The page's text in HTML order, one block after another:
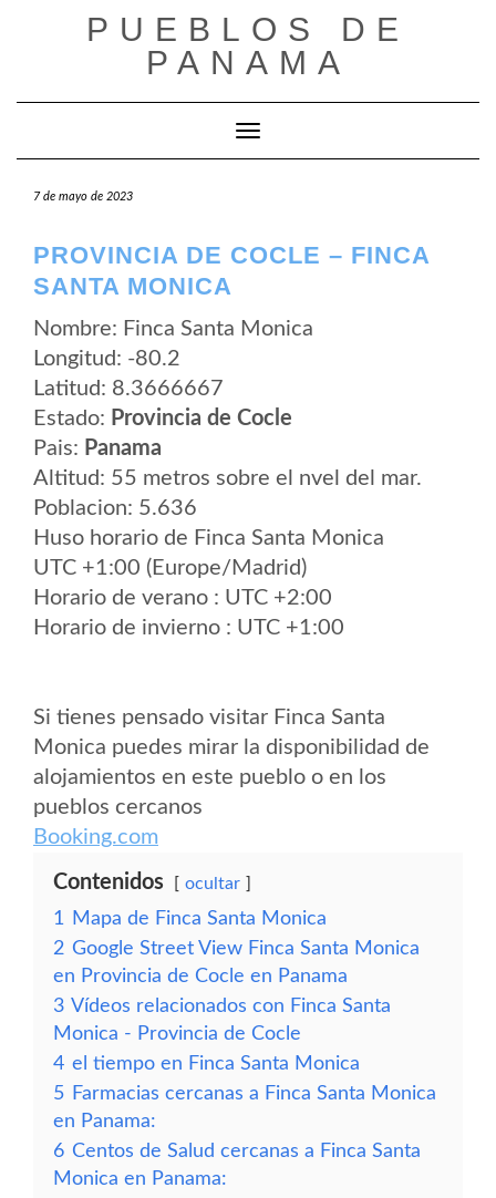
PUEBLOS DE
PANAMA
Cambiar modo de navegación
7 de mayo de 2023
PROVINCIA DE COCLE – FINCA
SANTA MONICA
Nombre: Finca Santa Monica
Longitud: -80.2
Latitud: 8.3666667
Estado: Provincia de Cocle
Pais: Panama
Altitud: 55 metros sobre el nvel del mar.
Poblacion: 5.636
Huso horario de Finca Santa Monica
UTC +1:00 (Europe/Madrid)
Horario de verano : UTC +2:00
Horario de invierno : UTC +1:00
Si tienes pensado visitar Finca Santa
Monica puedes mirar la disponibilidad de
alojamientos en este pueblo o en los
pueblos cercanos
Booking.com
Contenidos ocultar
1
Mapa de Finca Santa Monica
2 Google Street View Finca Santa Monica
en Provincia de Cocle en Panama
3 Vídeos relacionados con Finca Santa
Monica - Provincia de Cocle
4 el tiempo en Finca Santa Monica
5 Farmacias cercanas a Finca Santa Monica
en Panama:
6 Centos de Salud cercanas a Finca Santa
Monica en Panama: